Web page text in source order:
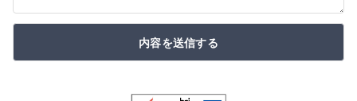
内容を送信する